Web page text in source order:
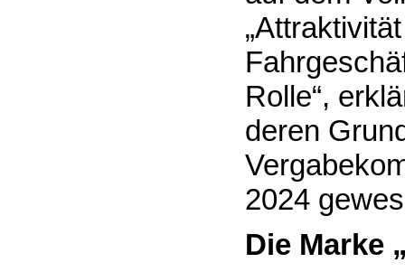
Rolle“,
deren
2024
Die Marke